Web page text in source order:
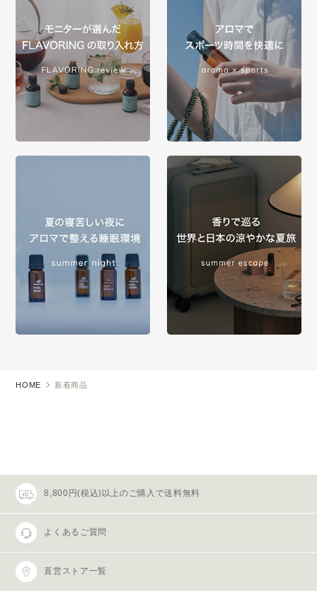
HOME 新着商品
8,800円(税込)以上のご購入で送料無料
よくあるご質問
直営ストア一覧